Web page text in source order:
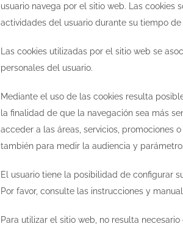
usuario navega por el sitio web. Las
actividades del usuario durante su tiempo de
Las cookies utilizadas por el sitio web se
personales del usuario.
Mediante el uso de las cookies resulta
la finalidad de que la navegación sea más
acceder a las áreas, servicios, promociones
también para medir la audiencia y
El usuario tiene la posibilidad de configurar
Por favor, consulte las instrucciones y
Para utilizar el sitio web, no resulta